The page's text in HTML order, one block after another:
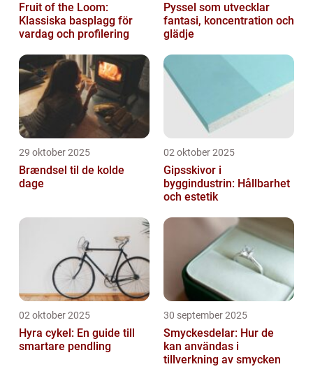
Fruit of the Loom:
Klassiska basplagg för
vardag och profilering
Pyssel som utvecklar
fantasi, koncentration och
glädje
29 oktober 2025
Brændsel til de kolde
dage
02 oktober 2025
Gipsskivor i
byggindustrin: Hållbarhet
och estetik
02 oktober 2025
Hyra cykel: En guide till
smartare pendling
30 september 2025
Smyckesdelar: Hur de
kan användas i
tillverkning av smycken